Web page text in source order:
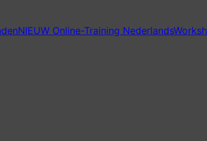
NIEUW Online-Training Nederlands